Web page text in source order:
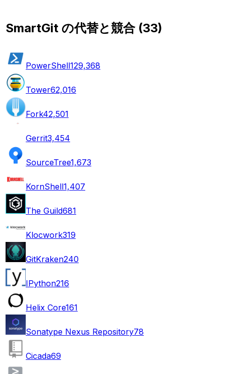
SmartGit の代替と競合(33)
PowerShell129,368
Tower62,016
Fork42,501
Gerrit3,454
SourceTree1,673
KornShell1,407
The Guild681
Klocwork319
GitKraken240
IPython216
Helix Core161
Sonatype Nexus Repository78
Cicada69